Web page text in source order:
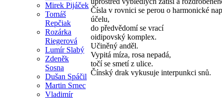
Mirek Pijáček
Tomáš
Repčiak
Rozárka
Riegerová
Lumír Slabý
Zdeněk
Sosna
Dušan Spáčil
Martin Srnec
Vladimír
Čísla v rovnici se perou o harmonické
účelu,
do předvědomí se vrací
oidipovský komplex.
Učiněný anděl.
Vypitá míza, rosa nepadá,
točí se smetí z ulice.
Čínský drak vykusuje interpunkci snů.